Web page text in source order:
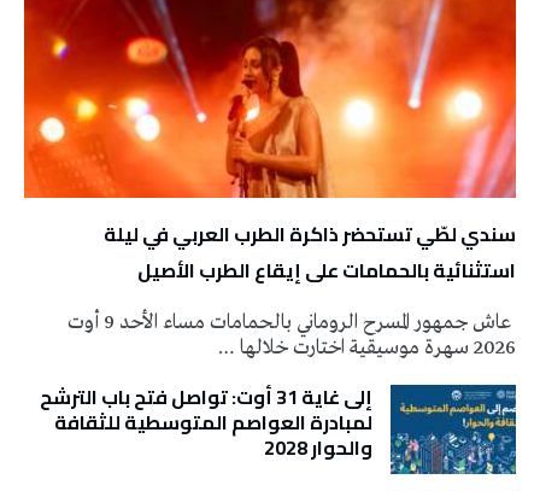
سندي لطّي تستحضر ذاكرة الطرب العربي في ليلة
استثنائية بالحمامات على إيقاع الطرب الأصيل
عاش جمهور المسرح الروماني بالحمامات مساء الأحد 9 أوت
2026 سهرة موسيقية اختارت خلالها …
إلى غاية 31 أوت: تواصل فتح باب الترشح
لمبادرة العواصم المتوسطية للثقافة
والحوار 2028